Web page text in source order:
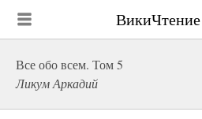
ВикиЧтение
Все обо всем. Том 5
Ликум Аркадий